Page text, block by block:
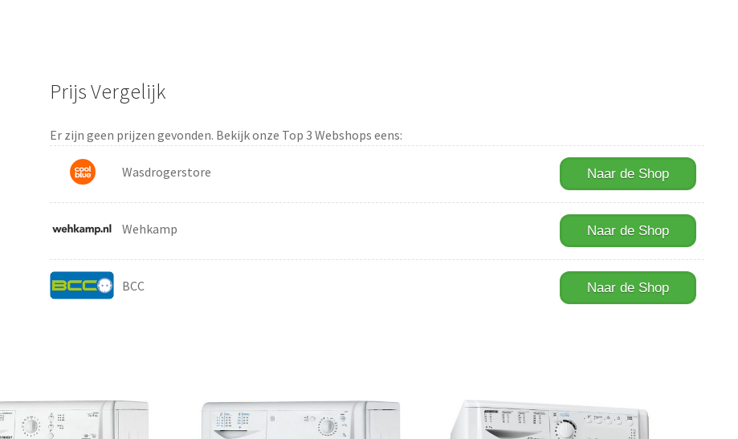
Prijs Vergelijk
Er zijn geen prijzen gevonden. Bekijk onze Top 3 Webshops eens:
Wasdrogerstore Naar de Shop
Wehkamp Naar de Shop
BCC Naar de Shop